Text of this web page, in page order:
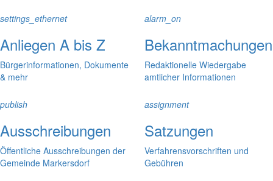
settings_ethernet
Anliegen A bis Z
Bürgerinformationen, Dokumente
& mehr
alarm_on
Bekanntmachungen
Redaktionelle Wiedergabe
amtlicher Informationen
publish
Ausschreibungen
Öffentliche Ausschreibungen der
Gemeinde Markersdorf
assignment
Satzungen
Verfahrensvorschriften und
Gebühren